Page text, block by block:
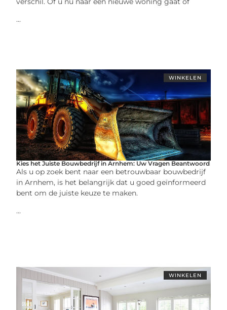
...
WINKELEN
Kies het Juiste Bouwbedrijf in Arnhem: Uw Vragen Beantwoord
Als u op zoek bent naar een betrouwbaar bouwbedrijf
in Arnhem, is het belangrijk dat u goed geïnformeerd
bent om de juiste keuze te maken.
...
WINKELEN